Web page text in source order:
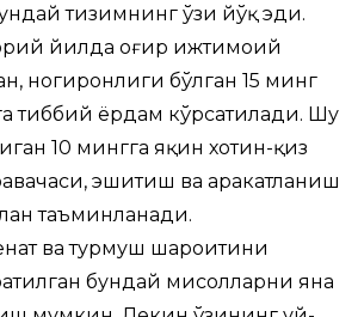
тизимнинг ўзи йўқ эди.
йилда оғир ижтимоий
ногиронлиги бўлган 15 минг
тиббий ёрдам кўрсатилади. Шу
10 мингга яқин хотин-қиз
эшитиш ва ҳаракатланиш
таъминланади.
ва турмуш шароитини
бундай мисолларни яна